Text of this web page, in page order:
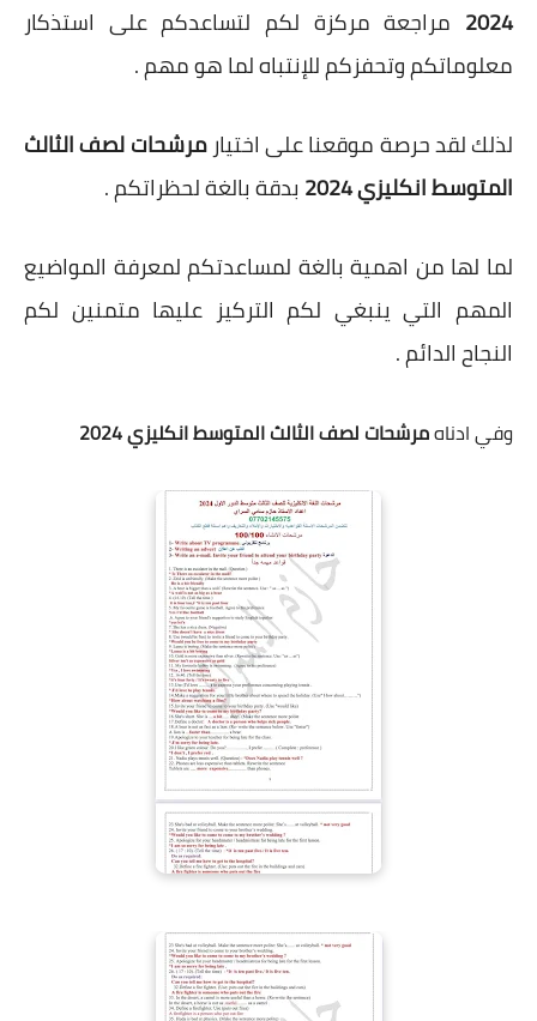
2024 مراجعة مركزة لكم لتساعدكم على استذكار
معلوماتكم وتحفزكم للإنتباه لما هو مهم .
لذلك لقد حرصة موقعنا على اختيارمرشحات لصف الثالث
المتوسط انكليزي 2024
بدقة بالغة لحظراتكم .
لما لها من اهمية بالغة لمساعدتكم لمعرفة المواضيع
المهم التي ينبغي لكم التركيز عليها متمنين لكم
النجاح الدائم .
وفي ادناهمرشحات لصف الثالث المتوسط انكليزي 2024